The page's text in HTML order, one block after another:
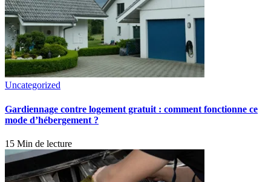
Uncategorized
Gardiennage contre logement gratuit : comment fonctionne ce
mode d’hébergement ?
15 Min de lecture